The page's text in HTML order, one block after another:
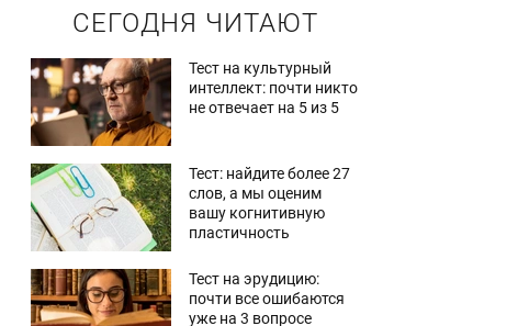
СЕГОДНЯ ЧИТАЮТ
Тест на культурный
интеллект: почти никто
не отвечает на 5 из 5
Тест: найдите более 27
слов, а мы оценим
вашу когнитивную
пластичность
Тест на эрудицию:
почти все ошибаются
уже на 3 вопросе